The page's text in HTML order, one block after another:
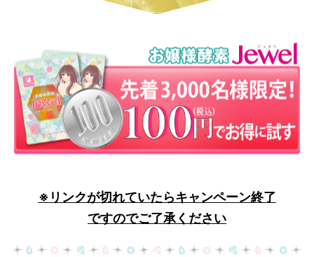
※リンクが切れていたらキャンペーン終了
ですのでご了承ください